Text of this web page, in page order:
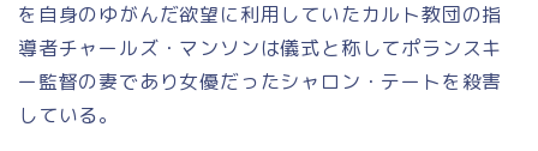
を自身のゆがんだ欲望に利用していたカルト教団の指
導者チャールズ・マンソンは儀式と称してポランスキ
ー監督の妻であり女優だったシャロン・テートを殺害
している。